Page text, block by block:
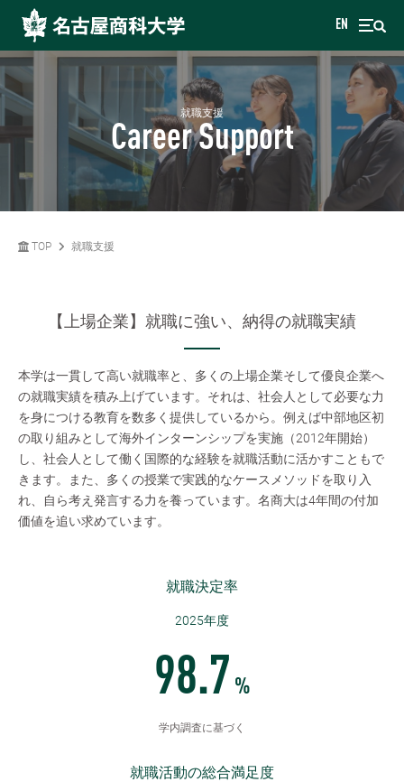
EN
就職支援
Career Support
TOP 就職支援
【上場企業】就職に強い、納得の就職実績
本学は一貫して高い就職率と、多くの上場企業そして優良企業へ
の就職実績を積み上げています。それは、社会人として必要な力
を身につける教育を数多く提供しているから。例えば中部地区初
の取り組みとして海外インターンシップを実施（2012年開始）
し、社会人として働く国際的な経験を就職活動に活かすこともで
きます。また、多くの授業で実践的なケースメソッドを取り入
れ、自ら考え発言する力を養っています。名商大は4年間の付加
価値を追い求めています。
就職決定率
2025年度
98.7 %
学内調査に基づく
就職活動の総合満足度